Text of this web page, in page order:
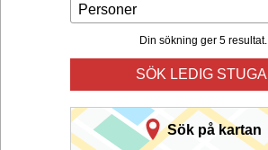
Personer
Din sökning ger 5 resultat.
SÖK LEDIG STUGA
Sök på kartan